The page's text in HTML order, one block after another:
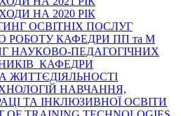
НА 2020 РІК
ОСВІТНІХ ПОСЛУГ
РОБОТУ КАФЕДРИ ПП та М
НАУКОВО-ПЕДАГОГІЧНИХ
КАФЕДРИ
ЖИТТЄДІЯЛЬНОСТІ
НАВЧАННЯ,
ТА ІНКЛЮЗИВНОЇ ОСВІТИ